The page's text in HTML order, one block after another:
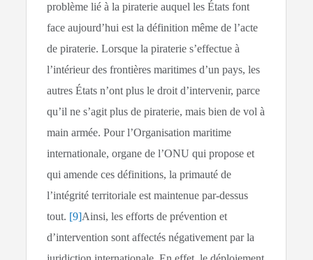
problème lié à la piraterie auquel les États font
face aujourd’hui est la définition même de l’acte
de piraterie. Lorsque la piraterie s’effectue à
l’intérieur des frontières maritimes d’un pays, les
autres États n’ont plus le droit d’intervenir, parce
qu’il ne s’agit plus de piraterie, mais bien de vol à
main armée. Pour l’Organisation maritime
internationale, organe de l’ONU qui propose et
qui amende ces définitions, la primauté de
l’intégrité territoriale est maintenue par-dessus
tout. [9]Ainsi, les efforts de prévention et
d’intervention sont affectés négativement par la